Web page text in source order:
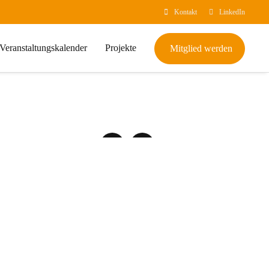
LinkedIn
Kontakt
Veranstaltungskalender Projekte Mitglied werden